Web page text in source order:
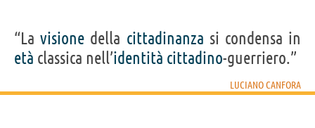
“Lavisione della cittadinanza si condensa in
età classica nell’identità cittadino-guerriero.”
LUCIANO CANFORA